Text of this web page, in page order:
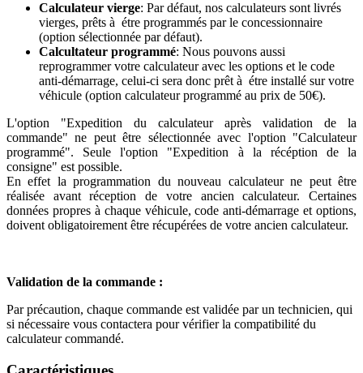
Calculateur vierge: Par défaut, nos calculateurs sont livrés
vierges, prêts à étre programmés par le concessionnaire
(option sélectionnée par défaut).
Calcultateur programmé: Nous pouvons aussi
reprogrammer votre calculateur avec les options et le code
anti-démarrage, celui-ci sera donc prêt à étre installé sur votre
véhicule (option calculateur programmé au prix de 50€).
L'option "Expedition du calculateur après validation de la
commande" ne peut être sélectionnée avec l'option "Calculateur
programmé". Seule l'option "Expedition à la récéption de la
consigne" est possible.
En effet la programmation du nouveau calculateur ne peut être
réalisée avant réception de votre ancien calculateur. Certaines
données propres à chaque véhicule, code anti-démarrage et options,
doivent obligatoirement être récupérées de votre ancien calculateur.
Validation de la commande :
Par précaution, chaque commande est validée par un technicien, qui
si nécessaire vous contactera pour vérifier la compatibilité du
calculateur commandé.